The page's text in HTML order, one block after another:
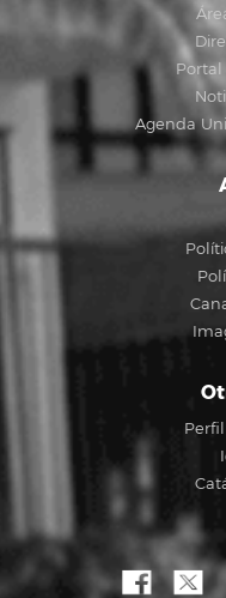
Agenda